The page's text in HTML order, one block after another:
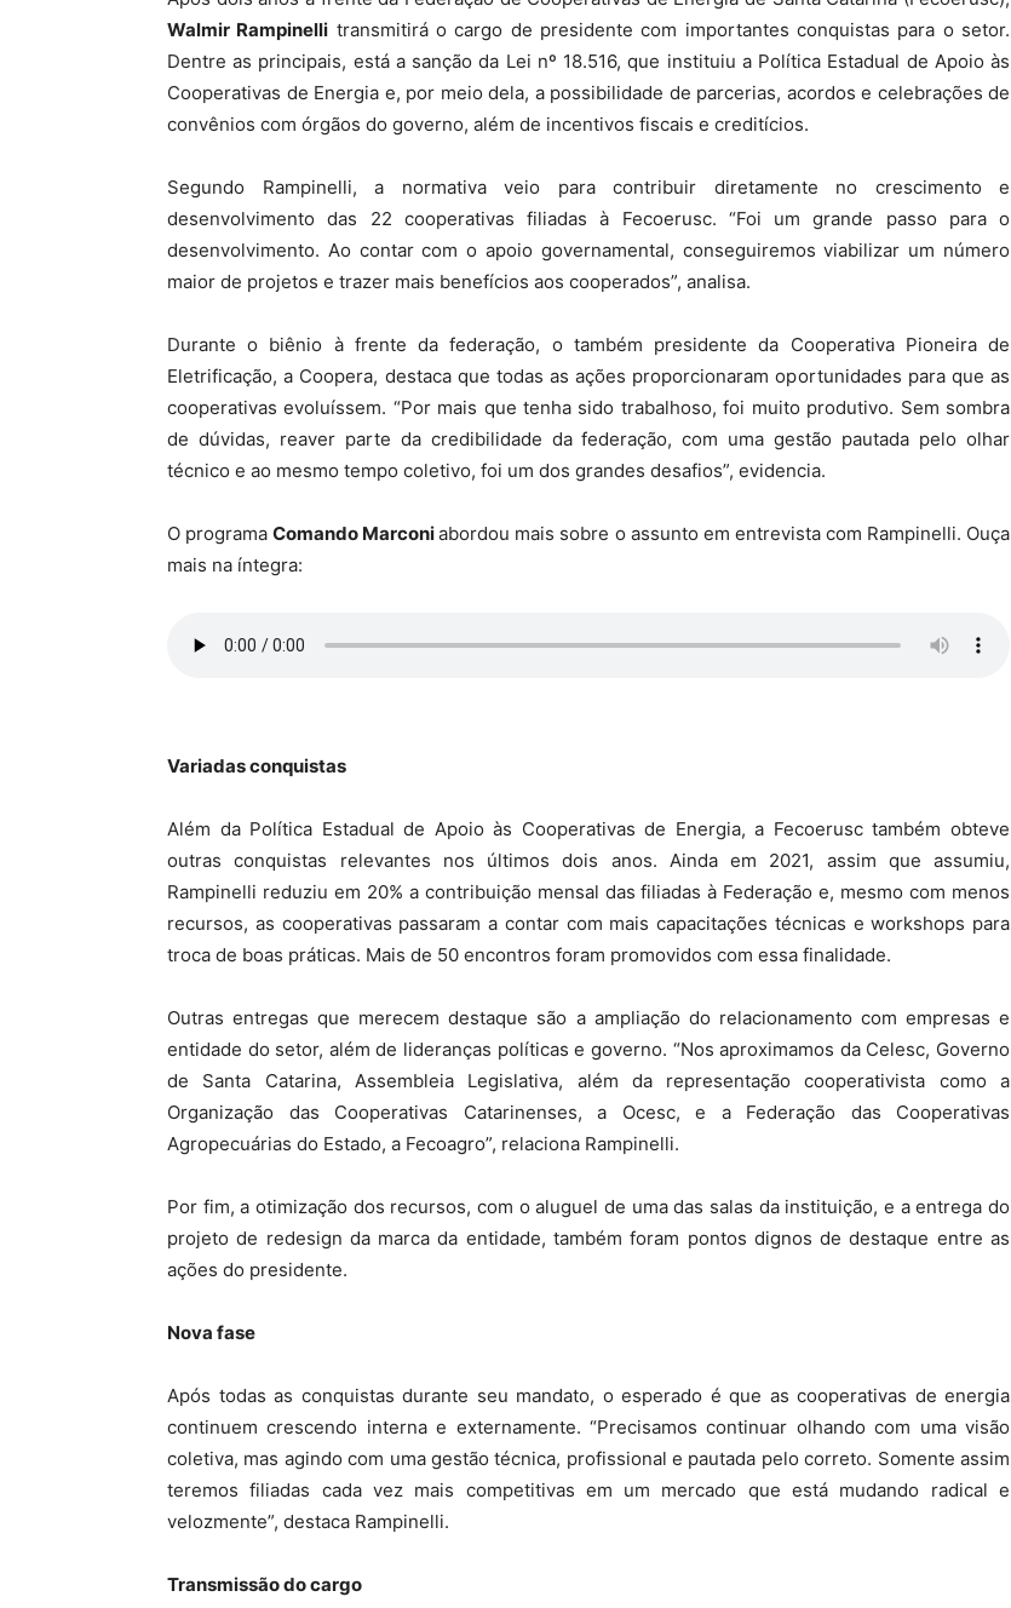
MHZ
Walmir Rampinelli transmitirá o cargo de presidente com importantes conquistas para o setor.
Dentre as principais, está a sanção da Lei nº 18.516, que instituiu a Política Estadual de Apoio às
Cooperativas de Energia e, por meio dela, a possibilidade de parcerias, acordos e celebrações de
convênios com órgãos do governo, além de incentivos fiscais e creditícios.
Segundo Rampinelli, a normativa veio para contribuir diretamente no crescimento e
desenvolvimento das 22 cooperativas filiadas à Fecoerusc. “Foi um grande passo para o
desenvolvimento. Ao contar com o apoio governamental, conseguiremos viabilizar um número
maior de projetos e trazer mais benefícios aos cooperados”, analisa.
Durante o biênio à frente da federação, o também presidente da Cooperativa Pioneira de
Eletrificação, a Coopera, destaca que todas as ações proporcionaram oportunidades para que as
cooperativas evoluíssem. “Por mais que tenha sido trabalhoso, foi muito produtivo. Sem sombra
de dúvidas, reaver parte da credibilidade da federação, com uma gestão pautada pelo olhar
técnico e ao mesmo tempo coletivo, foi um dos grandes desafios”, evidencia.
O programaComando Marconiabordou mais sobre o assunto em entrevista com Rampinelli. Ouça
mais na íntegra:
Variadas conquistas
Além da Política Estadual de Apoio às Cooperativas de Energia, a Fecoerusc também obteve
outras conquistas relevantes nos últimos dois anos. Ainda em 2021, assim que assumiu,
Rampinelli reduziu em 20% a contribuição mensal das filiadas à Federação e, mesmo com menos
recursos, as cooperativas passaram a contar com mais capacitações técnicas e workshops para
troca de boas práticas. Mais de 50 encontros foram promovidos com essa finalidade.
Outras entregas que merecem destaque são a ampliação do relacionamento com empresas e
entidade do setor, além de lideranças políticas e governo. “Nos aproximamos da Celesc, Governo
de Santa Catarina, Assembleia Legislativa, além da representação cooperativista como a
Organização das Cooperativas Catarinenses, a Ocesc, e a Federação das Cooperativas
Agropecuárias do Estado, a Fecoagro”, relaciona Rampinelli.
Por fim, a otimização dos recursos, com o aluguel de uma das salas da instituição, e a entrega do
projeto de redesign da marca da entidade, também foram pontos dignos de destaque entre as
ações do presidente.
Nova fase
Após todas as conquistas durante seu mandato, o esperado é que as cooperativas de energia
continuem crescendo interna e externamente. “Precisamos continuar olhando com uma visão
coletiva, mas agindo com uma gestão técnica, profissional e pautada pelo correto. Somente assim
teremos filiadas cada vez mais competitivas em um mercado que está mudando radical e
velozmente”, destaca Rampinelli.
Transmissão do cargo